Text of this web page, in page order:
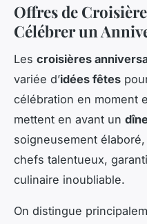
Offres de
Célébrer un
Les croisières
variée d’idées fêtes
célébration en moment
mettent en avant un
soigneusement
chefs talentueux,
culinaire inoubliable.
On distingue